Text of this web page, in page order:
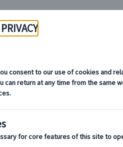
しむ！日本語アシス